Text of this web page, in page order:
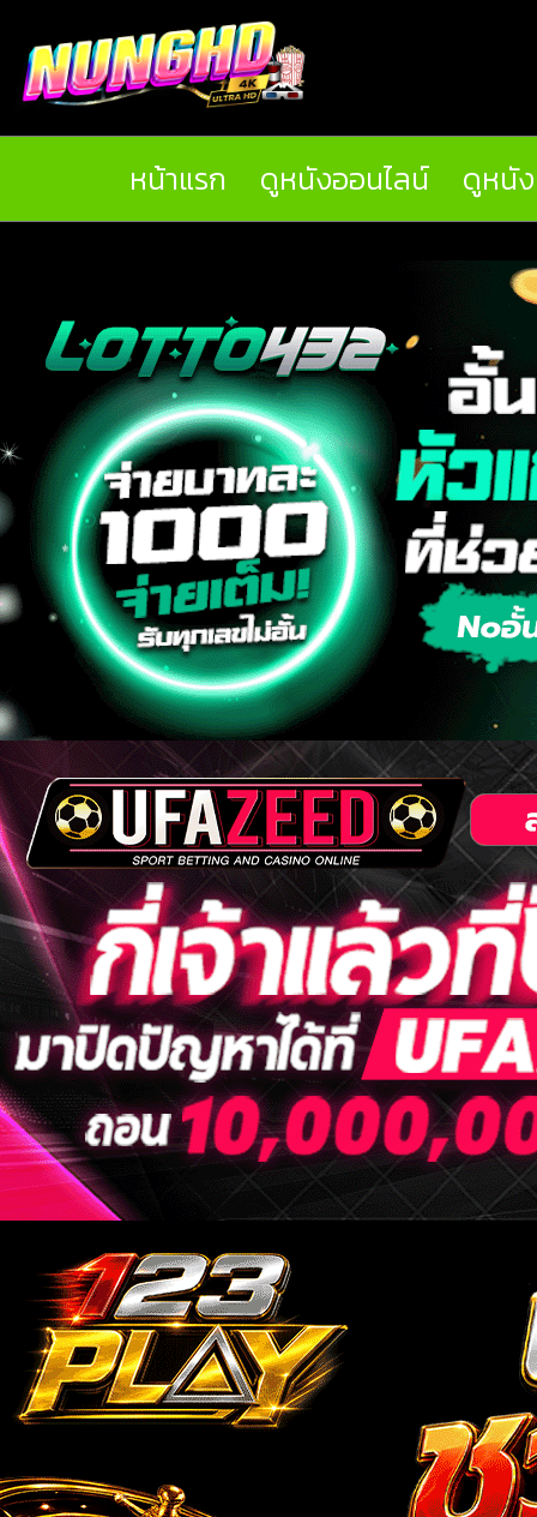
หน้าแรก ดูหนังออนไลน์ ดูหนั